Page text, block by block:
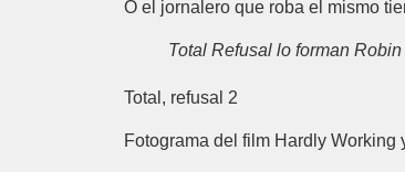
O el jornalero que roba el mismo
Total Refusal lo forman
Total, refusal 2
Fotograma del film Hardly